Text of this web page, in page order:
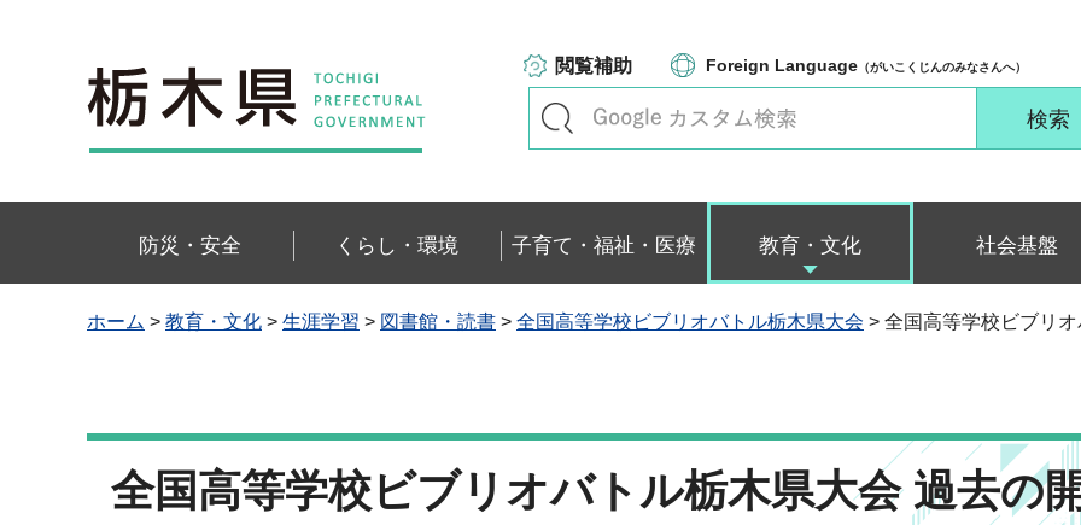
栃木県
閲覧補助 Foreign Language （がいこくじんのみなさんへ）
防災・安全 くらし・環境 子育て・福祉・医療 教育・文化 社会基盤
ホーム > 教育・文化 > 生涯学習 > 図書館・読書 > 全国高等学校ビブリオバトル栃木県大会 > 全国高等学校ビブリ
全国高等学校ビブリオバトル栃木県大会 過去の